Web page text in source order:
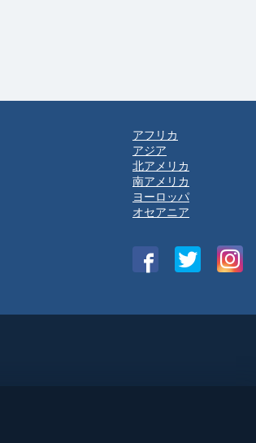
アフリカ
アジア
北アメリカ
南アメリカ
ヨーロッパ
オセアニア